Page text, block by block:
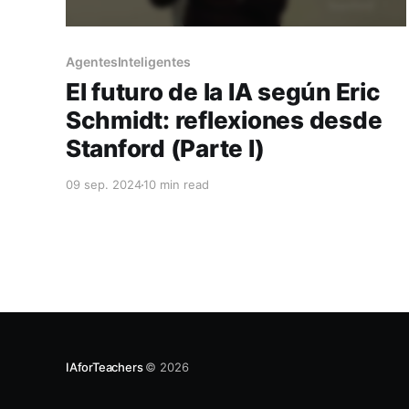
AgentesInteligentes
El futuro de la IA según Eric
Schmidt: reflexiones desde
Stanford (Parte I)
09 sep. 202410 min read
IAforTeachers© 2026